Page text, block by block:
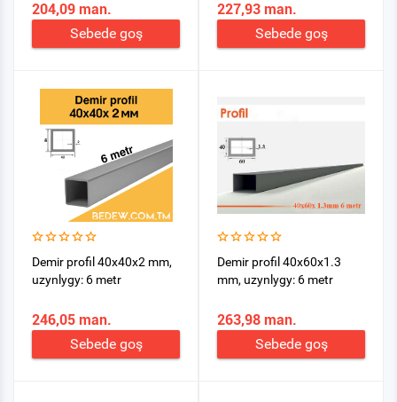
204,09 man.
Sebede goş
227,93 man.
Sebede goş
Demir profil 40x40x2 mm,
uzynlygy: 6 metr
246,05 man.
Sebede goş
Demir profil 40x60x1.3
mm, uzynlygy: 6 metr
263,98 man.
Sebede goş